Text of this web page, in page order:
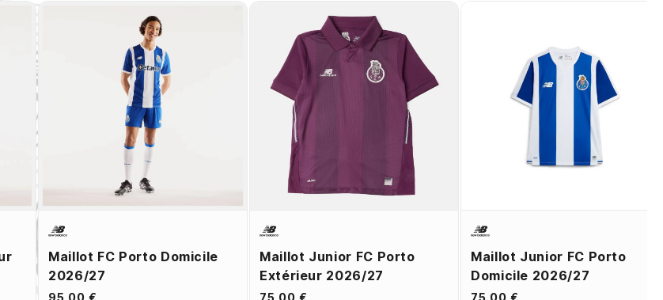
Maillot FC Porto Domicile
2026/27
95,00 €
Maillot Junior FC Porto
Extérieur 2026/27
75,00 €
Maillot Junior FC Porto
Domicile 2026/27
75,00 €